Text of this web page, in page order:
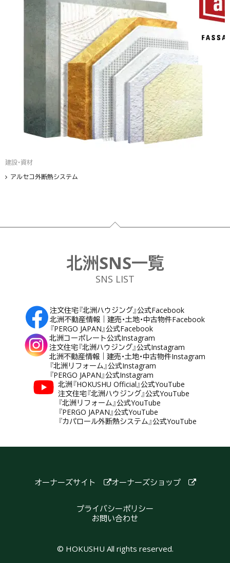
建設・資材
アルセコ外断熱システム
フッター
北洲SNS一覧
SNS LIST
注文住宅『北洲ハウジング』公式Facebook
北洲不動産情報｜建売・土地・中古物件Facebook
『PERGO JAPAN』公式Facebook
北洲コーポレート公式Instagram
注文住宅『北洲ハウジング』公式Instagram
北洲不動産情報｜建売・土地・中古物件Instagram
『北洲リフォーム』公式Instagram
『PERGO JAPAN』公式Instagram
北洲『HOKUSHU Official』公式YouTube
注文住宅『北洲ハウジング』公式YouTube
『北洲リフォーム』公式YouTube
『PERGO JAPAN』公式YouTube
『カパロール外断熱システム』公式YouTube
オーナーズサイト オーナーズショップ
プライバシーポリシー
お問い合わせ
© HOKUSHU All rights reserved.